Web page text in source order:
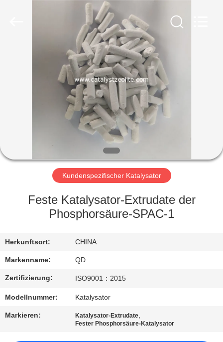
PRODUKTE
FABRIK-
AUSFLUG
QUALITÄTSKONTROLLE
TRETEN
SIE
MIT
UNS
VERBINDUNG
Kundenspezifischer Katalysator
Feste Katalysator-Extrudate der
Phosphorsäure-SPAC-1
Herkunftsort: CHINA
Markenname: QD
Zertifizierung: ISO9001：2015
Modellnummer: Katalysator
Markieren: Katalysator-Extrudate,
Fester Phosphorsäure-Katalysator